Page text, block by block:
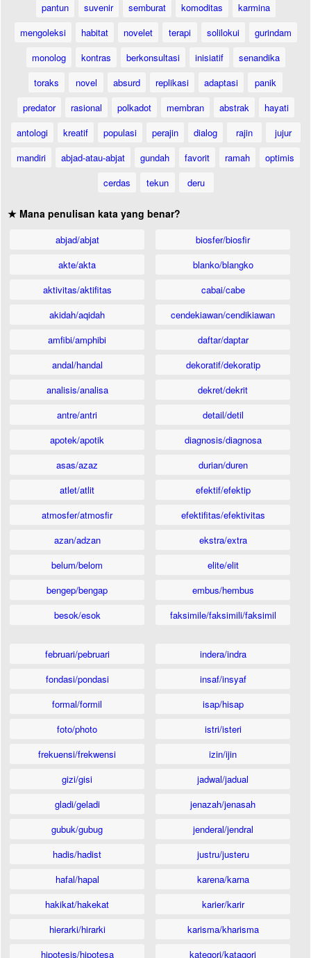
pantun
suvenir semburat komoditas
karmina
mengoleksi
habitat novelet terapi solilokui
gurindam
monolog
kontras berkonsultasi inisiatif
senandika
toraks
novel absurd replikasi adaptasi
panik
predator
rasional polkadot membran abstrak
hayati
antologi
kreatif populasi perajin dialog rajin
jujur
mandiri
abjad-atau-abjat gundah favorit ramah
optimis
cerdas
tekun deru
★ Mana penulisan kata yang benar?
abjad/abjat
akte/akta
aktivitas/aktifitas
akidah/aqidah
amfibi/amphibi
andal/handal
analisis/analisa
antre/antri
apotek/apotik
asas/azaz
atlet/atlit
atmosfer/atmosfir
azan/adzan
belum/belom
bengep/bengap
besok/esok
biosfer/biosfir
blanko/blangko
cabai/cabe
cendekiawan/cendikiawan
daftar/daptar
dekoratif/dekoratip
dekret/dekrit
detail/detil
diagnosis/diagnosa
durian/duren
efektif/efektip
efektifitas/efektivitas
ekstra/extra
elite/elit
embus/hembus
faksimile/faksimili/faksimil
februari/pebruari
fondasi/pondasi
formal/formil
foto/photo
frekuensi/frekwensi
gizi/gisi
gladi/geladi
gubuk/gubug
hadis/hadist
hafal/hapal
hakikat/hakekat
hierarki/hirarki
hipotesis/hipotesa
indera/indra
insaf/insyaf
isap/hisap
istri/isteri
izin/ijin
jadwal/jadual
jenazah/jenasah
jenderal/jendral
justru/justeru
karena/karna
karier/karir
karisma/kharisma
kategori/katagori